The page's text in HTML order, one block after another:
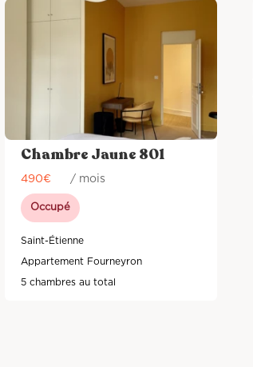
Chambre Jaune 801
490€ / mois
Occupé
Saint-Étienne
Appartement Fourneyron
5 chambres au total